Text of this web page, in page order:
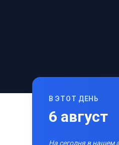
В ЭТОТ ДЕНЬ
6 август
На сегодня в нашем